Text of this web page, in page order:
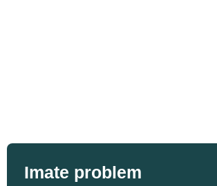
Imate problem